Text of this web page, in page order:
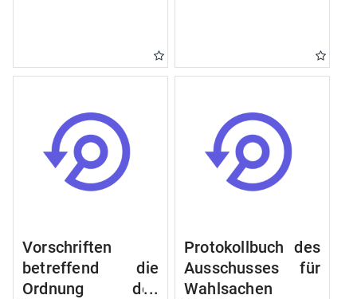
Raczyński! Schen
Bibliothek).
Vorschriften
betreffend die
Ordnung des
Protokollbuch des
Ausschusses für
Wahlsachen